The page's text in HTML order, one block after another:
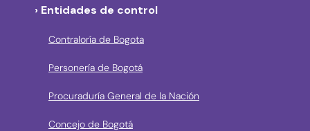
› Entidades de control
Contraloría de Bogota
Personería de Bogotá
Procuraduría General de la Nación
Concejo de Bogotá